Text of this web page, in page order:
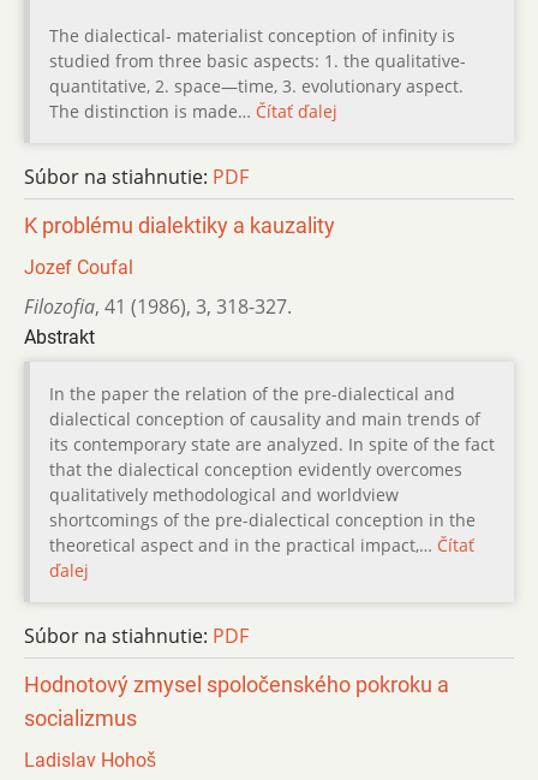
The dialectical- materialist conception of infinity is
studied from three basic aspects: 1. the qualitative-
quantitative, 2. space—time, 3. evolutionary aspect.
The distinction is made… Čítať ďalej
Súbor na stiahnutie: PDF
K problému dialektiky a kauzality
Jozef Coufal
Filozofia, 41 (1986), 3, 318-327.
Abstrakt
In the paper the relation of the pre-dialectical and
dialectical conception of causality and main trends of
its contemporary state are analyzed. In spite of the fact
that the dialectical conception evidently overcomes
qualitatively methodological and worldview
shortcomings of the pre-dialectical conception in the
theoretical aspect and in the practical impact,… Čítať
ďalej
Súbor na stiahnutie: PDF
Hodnotový zmysel spoločenského pokroku a
socializmus
Ladislav Hohoš